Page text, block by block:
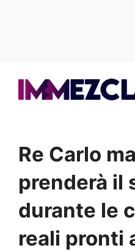
Re Carlo
prenderà il
durante le
reali pronti